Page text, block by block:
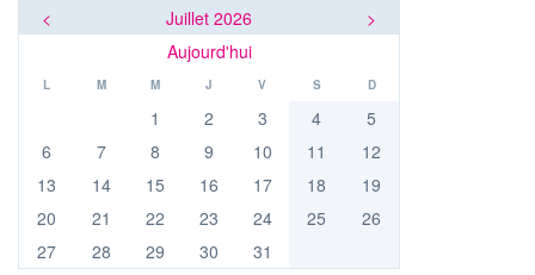
< Juillet 2026
>
Aujourd'hui
L M M J V S D
1 2 3 4
5
6
7 8 9 10 11
12
13
14 15 16 17 18
19
20
21 22 23 24 25
26
27
28 29 30 31